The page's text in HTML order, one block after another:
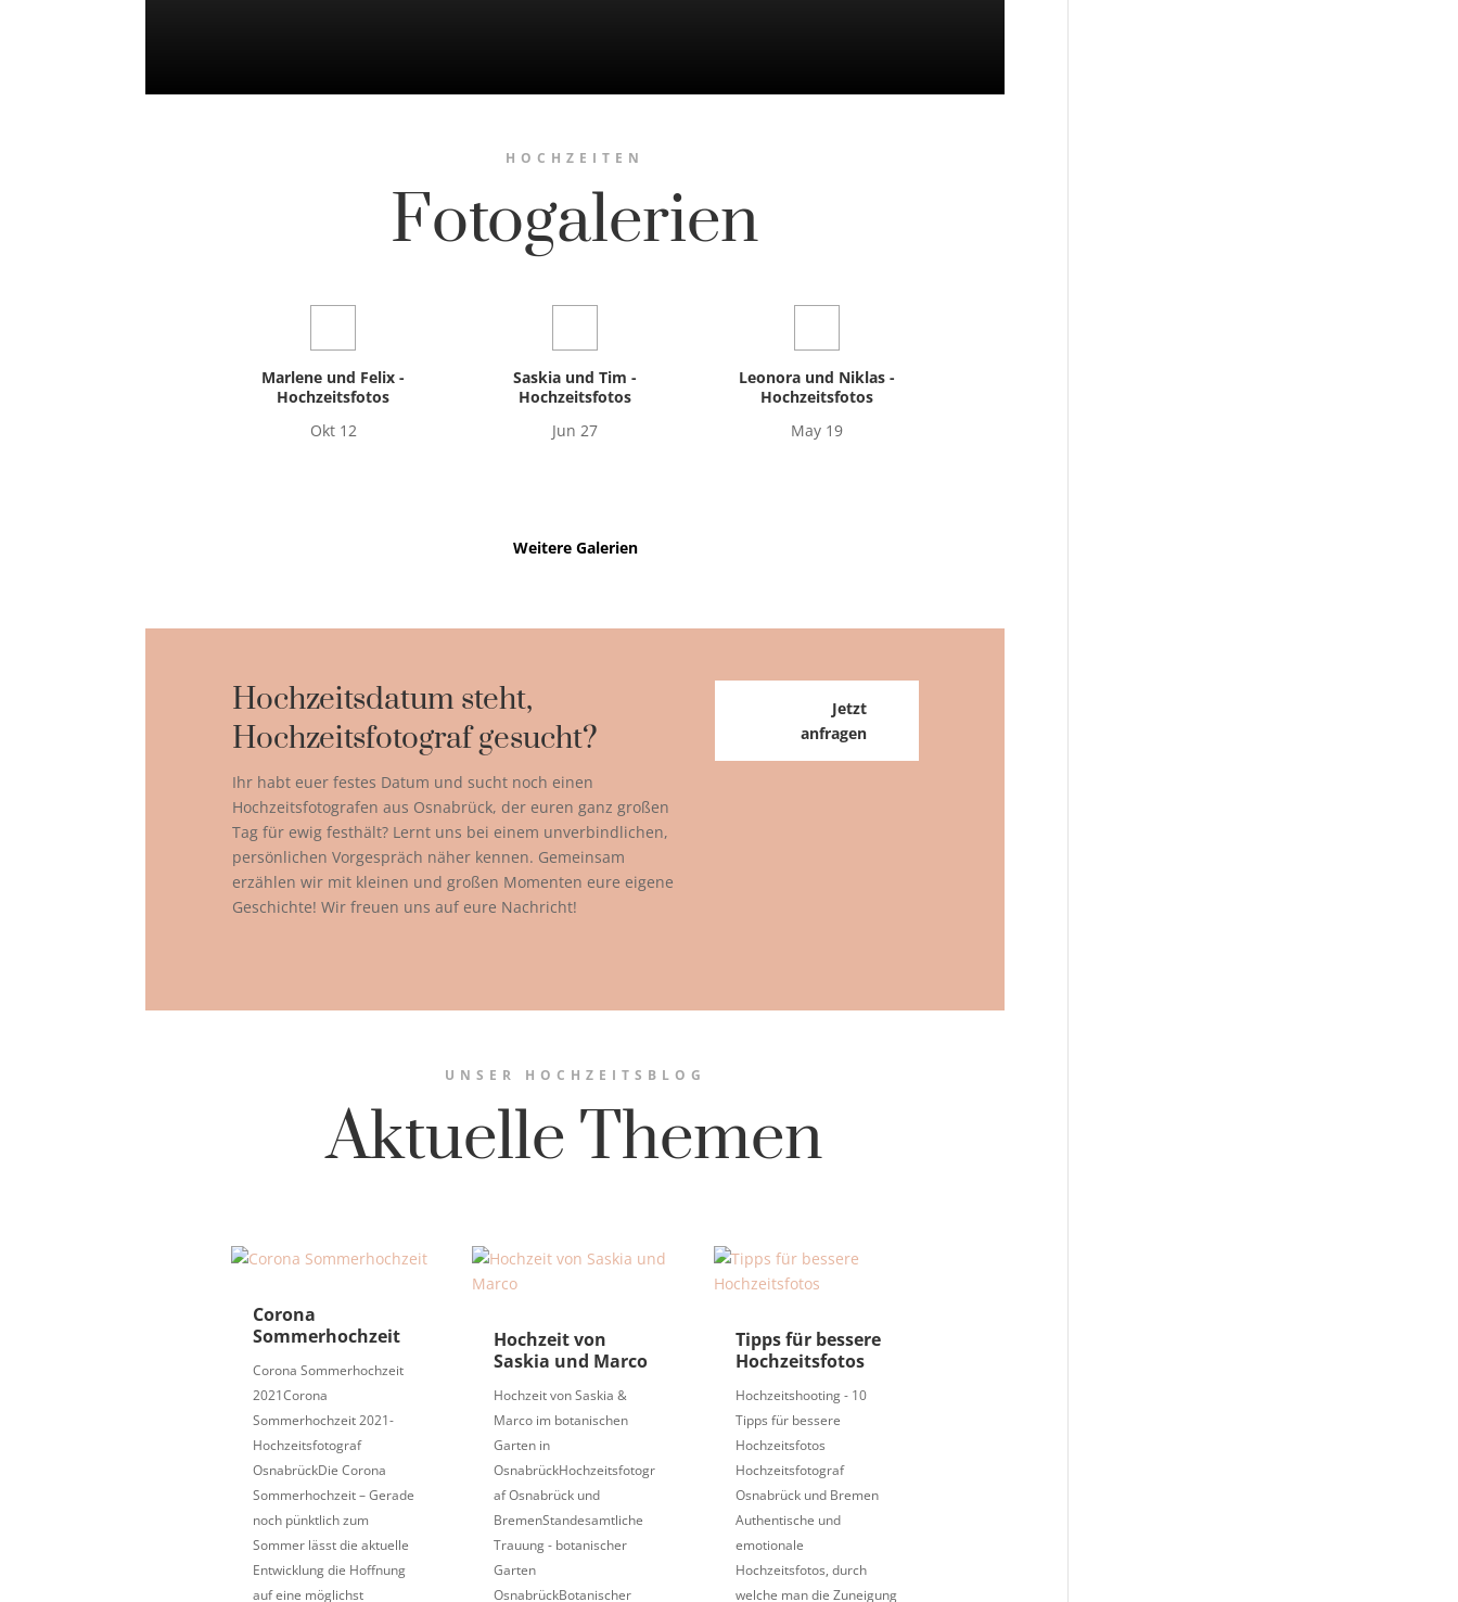
HOCHZEITEN
Fotogalerien
Marlene und Felix -
Hochzeitsfotos
Okt 12
Saskia und Tim -
Hochzeitsfotos
Jun 27
Leonora und Niklas -
Hochzeitsfotos
May 19
Weitere Galerien
Hochzeitsdatum steht,
Hochzeitsfotograf gesucht?
Ihr habt euer festes Datum und sucht noch einen
Hochzeitsfotografen aus Osnabrück, der euren ganz großen
Tag für ewig festhält? Lernt uns bei einem unverbindlichen,
persönlichen Vorgespräch näher kennen. Gemeinsam
erzählen wir mit kleinen und großen Momenten eure eigene
Geschichte! Wir freuen uns auf eure Nachricht!
Jetzt
anfragen
UNSER HOCHZEITSBLOG
Aktuelle Themen
Corona
Sommerhochzeit
Corona Sommerhochzeit
2021Corona
Sommerhochzeit 2021-
Hochzeitsfotograf
OsnabrückDie Corona
Sommerhochzeit – Gerade
noch pünktlich zum
Sommer lässt die aktuelle
Entwicklung die Hoffnung
auf eine möglichst
Hochzeit von
Saskia und Marco
Hochzeit von Saskia &
Marco im botanischen
Garten in
OsnabrückHochzeitsfotogr
af Osnabrück und
BremenStandesamtliche
Trauung - botanischer
Garten
OsnabrückBotanischer
Tipps für bessere
Hochzeitsfotos
Hochzeitshooting - 10
Tipps für bessere
Hochzeitsfotos
Hochzeitsfotograf
Osnabrück und Bremen
Authentische und
emotionale
Hochzeitsfotos, durch
welche man die Zuneigung